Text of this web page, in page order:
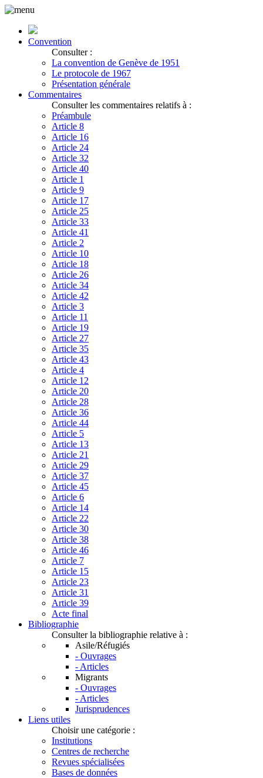
Convention
Consulter :
La convention de Genève de 1951
Le protocole de 1967
Présentation générale
Commentaires
Consulter les commentaires relatifs à :
Préambule
Article 8
Article 16
Article 24
Article 32
Article 40
Article 1
Article 9
Article 17
Article 25
Article 33
Article 41
Article 2
Article 10
Article 18
Article 26
Article 34
Article 42
Article 3
Article 11
Article 19
Article 27
Article 35
Article 43
Article 4
Article 12
Article 20
Article 28
Article 36
Article 44
Article 5
Article 13
Article 21
Article 29
Article 37
Article 45
Article 6
Article 14
Article 22
Article 30
Article 38
Article 46
Article 7
Article 15
Article 23
Article 31
Article 39
Acte final
Bibliographie
Consulter la bibliographie relative à :
Asile/Réfugiés
- Ouvrages
- Articles
Migrants
- Ouvrages
- Articles
Jurisprudences
Liens utiles
Choisir une catégorie :
Institutions
Centres de recherche
Revues spécialisées
Bases de données